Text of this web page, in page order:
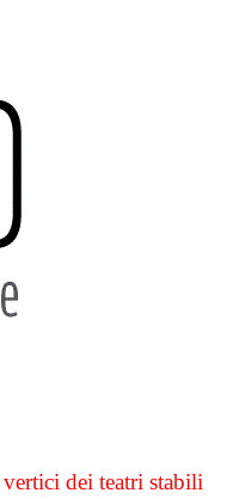
dei teatri stabili